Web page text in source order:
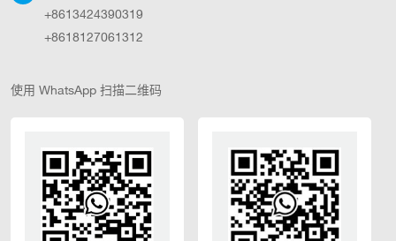
+8613424390319
+8618127061312
使用 WhatsApp 扫描二维码